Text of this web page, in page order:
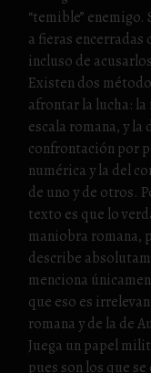
“temible”
a fieras encerradas
incluso de
Existen dos
afrontar la lucha:
escala romana, y
confrontación por
numérica y la del
de uno y de otros.
texto es que lo
maniobra romana,
describe
menciona
que eso es
romana y de la de
Juega un papel
pues son los que